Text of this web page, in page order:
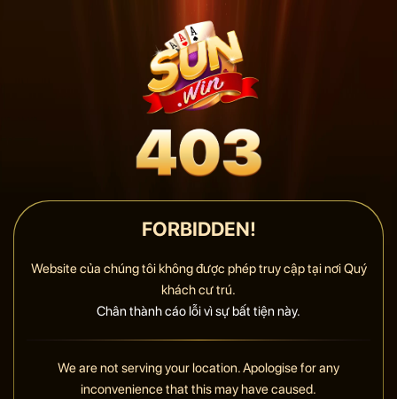
FORBIDDEN!
Website của chúng tôi không được phép truy cập tại nơi Quý
khách cư trú.
Chân thành cáo lỗi vì sự bất tiện này.
We are not serving your location. Apologise for any
inconvenience that this may have caused.